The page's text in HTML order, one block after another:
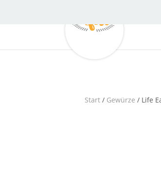
Start / Gewürze / Life